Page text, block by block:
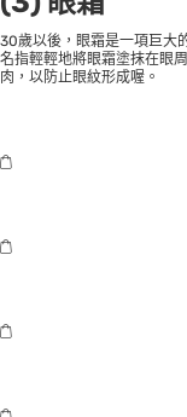
30歲以後，眼霜是一項巨大
名指輕輕地將眼霜塗抹在眼
肉，以防止眼紋形成喔。